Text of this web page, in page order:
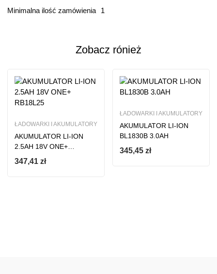
Minimalna ilość zamówienia
1
Based on 0 Reviews
Ten produkt nie ma jeszcze opinii
Zobacz rónież
ŁADOWARKI I AKUMULATORY
AKUMULATOR LI-ION
2.5AH 18V ONE+
RB18L25
347,41 zł
ŁADOWARKI I AKUMULATORY
AKUMULATOR LI-ION
BL1830B 3.0AH
345,45 zł